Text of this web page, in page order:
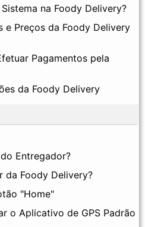
na Foody Delivery?
e Preços da Foody Delivery
Pagamentos pela
da Foody Delivery
Entregador?
da Foody Delivery?
"Home"
o Aplicativo de GPS Padrão